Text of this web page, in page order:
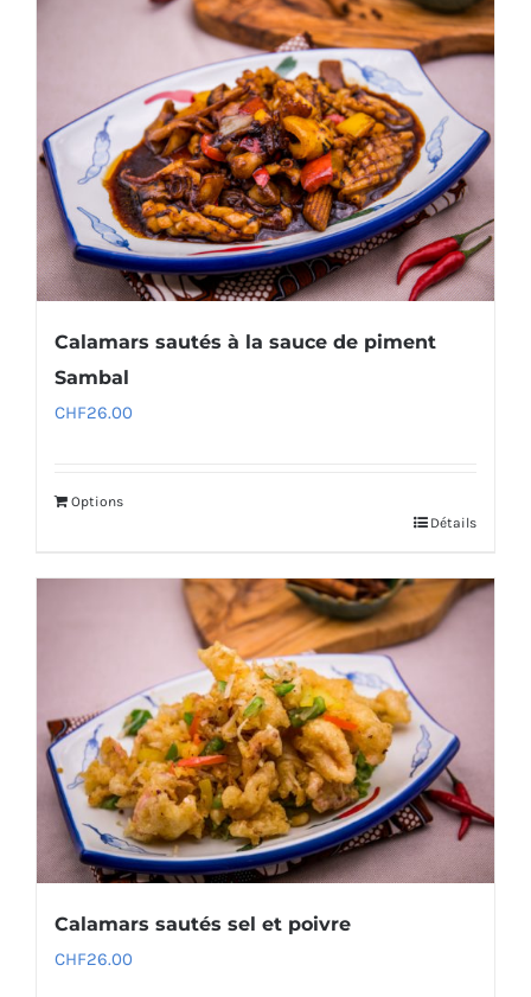
Calamars sautés à la sauce de piment
Sambal
CHF26.00
Options
Détails
Calamars sautés sel et poivre
CHF26.00